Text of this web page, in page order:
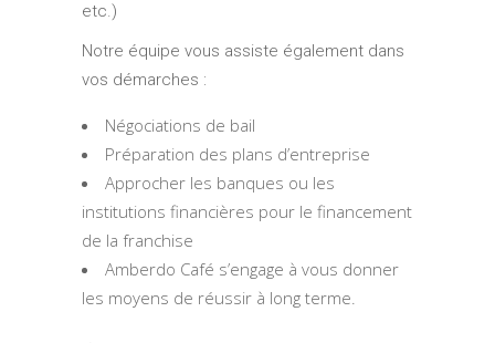
etc.)
Notre équipe vous assiste également dans
vos démarches :
Négociations de bail
Préparation des plans d’entreprise
Approcher les banques ou les
institutions financières pour le financement
de la franchise
Amberdo Café s’engage à vous donner
les moyens de réussir à long terme.